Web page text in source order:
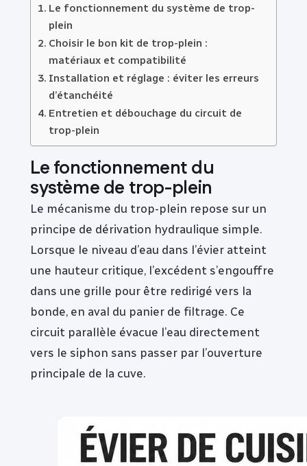
Le fonctionnement du système de trop-
plein
Choisir le bon kit de trop-plein :
matériaux et compatibilité
Installation et réglage : éviter les erreurs
d’étanchéité
Entretien et débouchage du circuit de
trop-plein
Le fonctionnement du
système de trop-plein
Le mécanisme du trop-plein repose sur un
principe de dérivation hydraulique simple.
Lorsque le niveau d’eau dans l’évier atteint
une hauteur critique, l’excédent s’engouffre
dans une grille pour être redirigé vers la
bonde, en aval du panier de filtrage. Ce
circuit parallèle évacue l’eau directement
vers le siphon sans passer par l’ouverture
principale de la cuve.